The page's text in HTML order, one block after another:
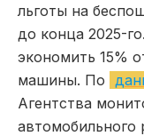
льготы на
до конца 2025-
экономить 15%
машины. По
Агентства